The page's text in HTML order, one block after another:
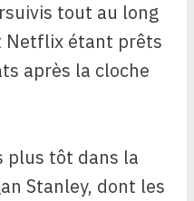
tout au long
Netflix étant prêts
après la cloche
plus tôt dans la
Stanley, dont les